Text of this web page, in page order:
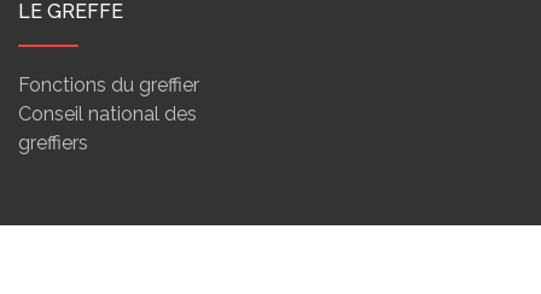
LE GREFFE
Fonctions du greffier
Conseil national des
greffiers